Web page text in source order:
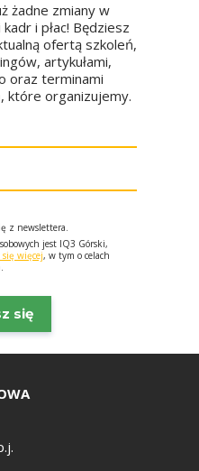
żadne zmiany w
i płac! Będziesz
ofertą szkoleń,
artykułami,
oraz terminami
które organizujemy.
z newslettera.
jest IQ3 Górski,
więcej, w tym o celach